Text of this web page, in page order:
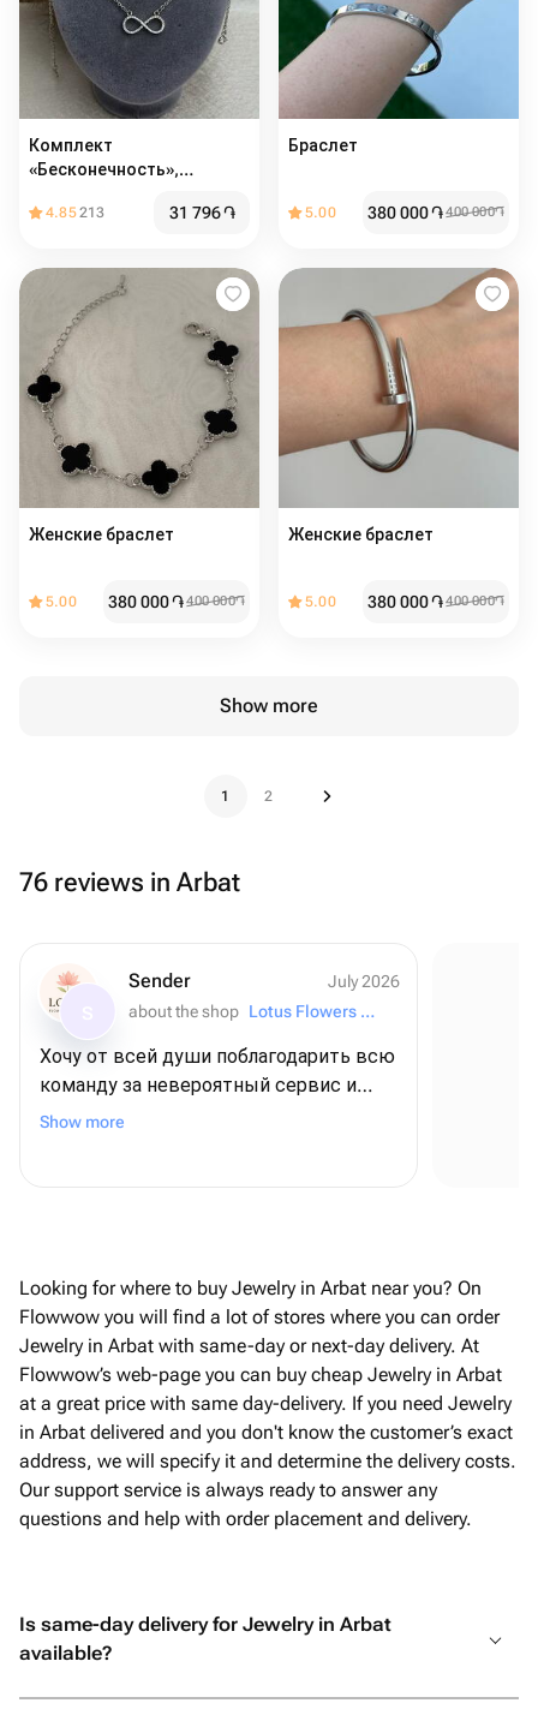
Комплект
«Бесконечность»,
4.85213 31 796֏
Браслет
5.00 380 000֏400 000֏
Женские браслет
5.00 380 000֏400 000֏
Женские браслет ️
5.00 380 000֏400 000֏
Show more
1 2
76 reviews in Arbat
Sender
July 2026
about the shop
Lotus Flowers and Gifts
Хочу от всей души поблагодарить всю
команду за невероятный сервис и
внимание к деталям! ❤️ Для меня этот
постоянно на связи, отвечала на все
вопросы и подарила мне полное
спокойствие и уверенность В итоге
всё было даже лучше, чем я могла
представить! Безумно вкусный торт,
роскошные шарики, красивая
упаковка, а самое трогательное - мою
открытку с пожеланиями аккуратно
переписали от руки. Папа был
искреннее желание сделать праздник
незабываемым. От всей души
Show more
Looking for where to buy Jewelry in Arbat near you? On
Flowwow you will find a lot of stores where you can order
Jewelry in Arbat with same-day or next-day delivery. At
Flowwow’s web-page you can buy cheap Jewelry in Arbat
at a great price with same day-delivery. If you need Jewelry
in Arbat delivered and you don't know the customer’s exact
address, we will specify it and determine the delivery costs.
Our support service is always ready to answer any
questions and help with order placement and delivery.
Is same-day delivery for Jewelry in Arbat
available?